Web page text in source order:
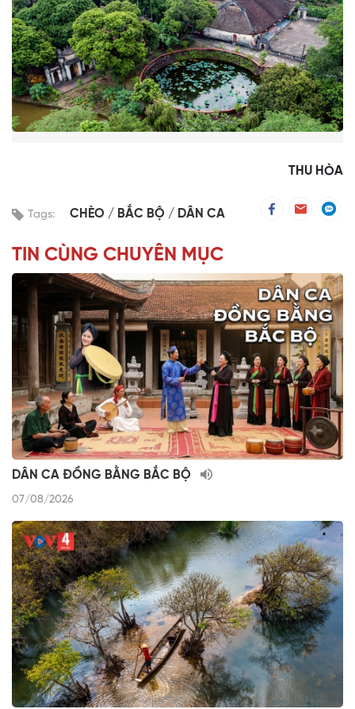
THU HÒA
Tags: CHÈO BẮC BỘ DÂN CA
TIN CÙNG CHUYÊN MỤC
DÂN CA ĐỒNG BẰNG BẮC BỘ
07/08/2026